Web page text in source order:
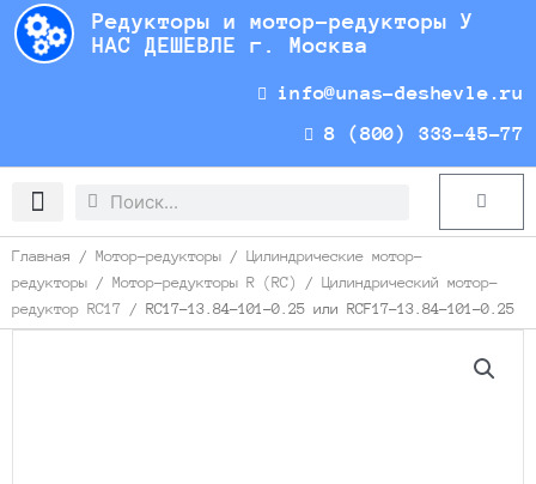
Перейти
содержимому
Редукторы и мотор-редукторы У
НАС ДЕШЕВЛЕ г. Москва
info@unas-deshevle.ru
8 (800) 333-45-77
Search
Search Cart
Главная / Мотор-редукторы / Цилиндрические мотор-
редукторы / Мотор-редукторы R (RC) / Цилиндрический мотор-
редуктор RC17 / RC17-13.84-101-0.25 или RCF17-13.84-101-0.25